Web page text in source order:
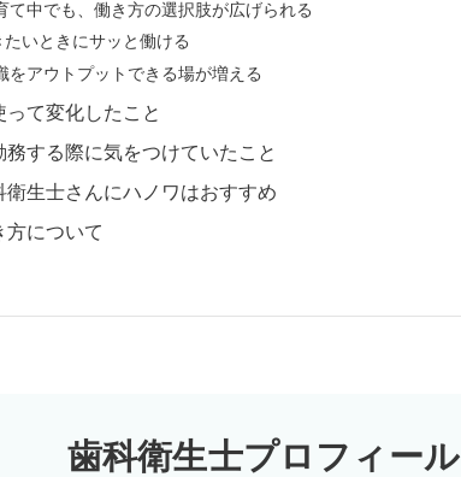
中でも、働き方の選択肢が広げられる
いときにサッと働ける
アウトプットできる場が増える
って変化したこと
務する際に気をつけていたこと
衛生士さんにハノワはおすすめ
方について
歯科衛生士プロフィール